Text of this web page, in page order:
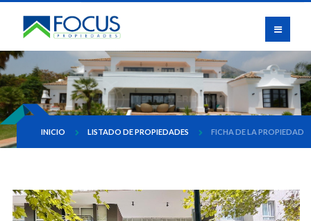
INICIO LISTADO DE PROPIEDADES FICHA DE LA PROPIEDAD